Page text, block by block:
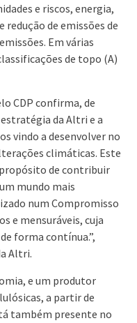
e riscos, energia,
de emissões de
Em várias
de topo (A)
CDP confirma, de
da Altri e a
vindo a desenvolver no
climáticas. Este
de contribuir
mundo mais
num Compromisso
e mensuráveis, cuja
forma contínua.”,
Altri.
e um produtor
a partir de
também presente no